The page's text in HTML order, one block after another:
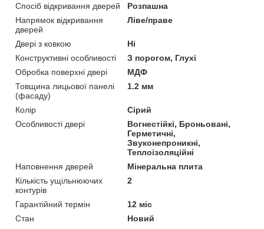
Спосіб відкривання дверей
Розпашна
Напрямок відкривання
дверей
Ліве/праве
Двері з ковкою
Ні
Конструктивні особливості
З порогом, Глухі
Обробка поверхні двері
МДФ
Товщина лицьової панелі
(фасаду)
1.2 мм
Колір
Сірий
Особливості двері
Вогнестійкі, Броньовані,
Герметичні,
Звуконепроникні,
Теплоізоляційні
Наповнення дверей
Мінеральна плита
Кількість ущільнюючих
контурів
2
Гарантійний термін
12 міс
Стан
Новий